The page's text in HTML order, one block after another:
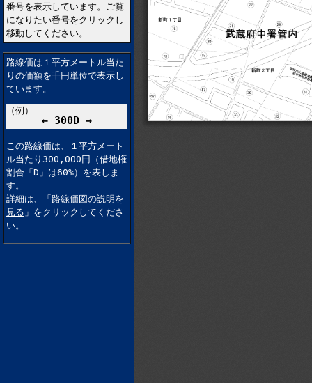
番号を表示しています。ご覧
になりたい番号をクリックし
移動してください。
路線価は１平方メートル当た
りの価額を千円単位で表示し
ています。
（例）
← 300D →
この路線価は、１平方メート
ル当たり300,000円（借地権
割合「D」は60%）を表しま
す。
詳細は、「 路線価図の説明を
見る 」をクリックしてくださ
い。